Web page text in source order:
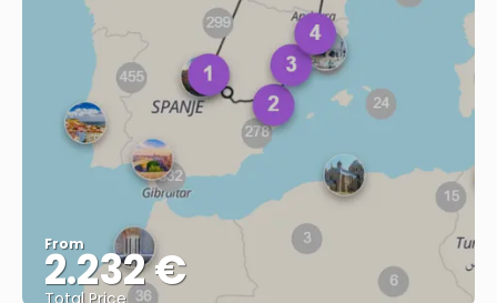
From
2.232 €
Total Price